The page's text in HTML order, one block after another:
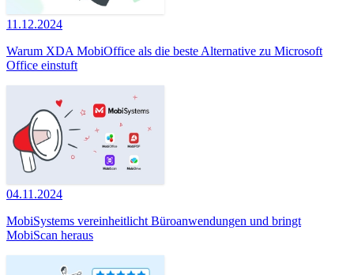
11.12.2024
Warum XDA MobiOffice als die beste Alternative zu Microsoft
Office einstuft
04.11.2024
MobiSystems vereinheitlicht Büroanwendungen und bringt
MobiScan heraus